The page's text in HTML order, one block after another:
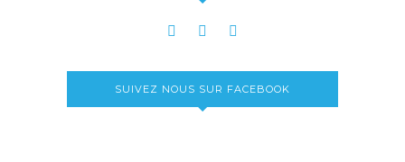
SUIVEZ NOUS SUR FACEBOOK